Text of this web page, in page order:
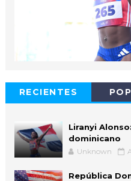
RECIENTES
Liranyi
dominicano
Unknown
República